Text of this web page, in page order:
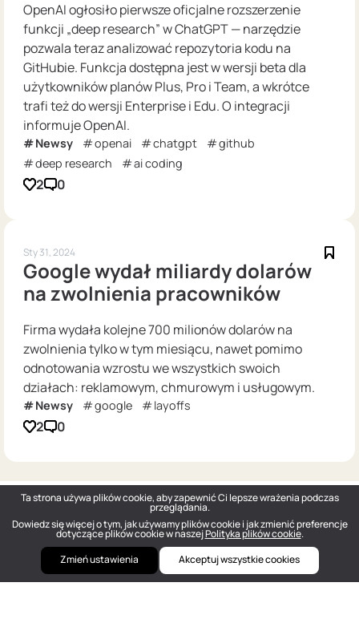
OpenAI ogłosiło pierwsze oficjalne rozszerzenie
funkcji „deep research” w ChatGPT — narzędzie
pozwala teraz analizować repozytoria kodu na
GitHubie. Funkcja dostępna jest w wersji beta dla
użytkowników planów Plus, Pro i Team, a wkrótce
trafi też do wersji Enterprise i Edu. O integracji
informuje OpenAI.
Newsy openai chatgpt
github
deep research
ai coding
2 0
Sty 31, 2024
Google wydał miliardy dolarów
na zwolnienia pracowników
Firma wydała kolejne 700 milionów dolarów na
zwolnienia tylko w tym miesiącu, nawet pomimo
odnotowania wzrostu we wszystkich swoich
działach: reklamowym, chmurowym i usługowym.
Newsy google layoffs
2 0
Ta strona używa plików cookie, aby zapewnić Ci lepsze wrażenia podczas
przeglądania.
Dowiedz się więcej o tym, jak używamy plików cookie i jak zmienić preferencje
dotyczące plików cookie w naszejPolityka plików cookie.
Zmień ustawienia
Akceptuj wszystkie cookies